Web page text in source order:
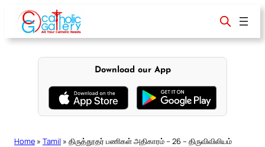
content
Download our App
Home » Tamil » திருத்தூதர் பணிகள் அதிகாரம் – 26 – திருவிவிலியம்